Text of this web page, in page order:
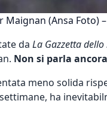
(Ansa Foto)
da La Gazzetta dello
Non si parla
meno solida
ha